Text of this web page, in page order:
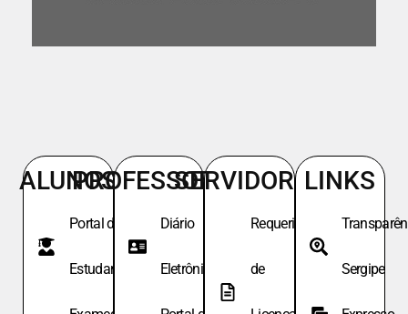
ALUNOS
Portal do
Estudante
PROFESSORES
Diário
Eletrônico
SERVIDORES
Requeri.
de
LINKS
Sergipe